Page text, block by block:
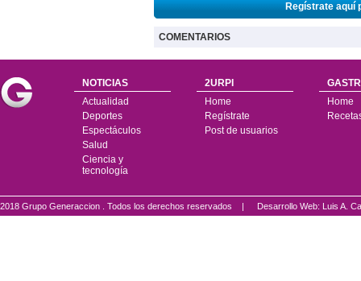
Regístrate aquí
COMENTARIOS
NOTICIAS
Actualidad
Deportes
Espectáculos
Salud
Ciencia y
tecnología
2URPI
Home
Regístrate
Post de usuarios
Home
2018 Grupo Generaccion . Todos los derechos reservados | Desarrollo Web: Luis